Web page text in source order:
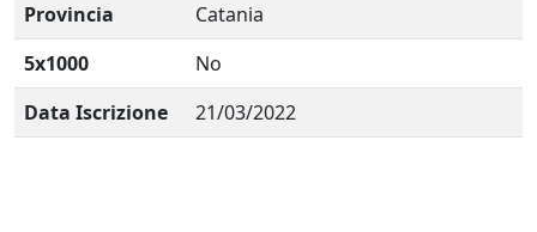
Provincia
Catania
5x1000
No
Data Iscrizione
21/03/2022